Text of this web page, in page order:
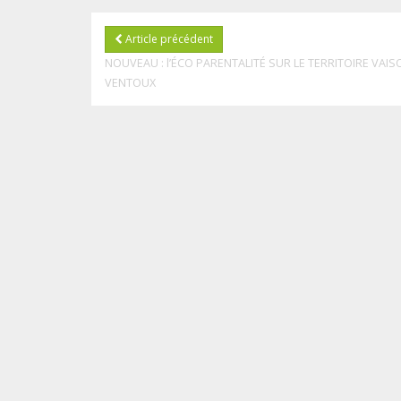
Article précédent
NOUVEAU : l’ÉCO PARENTALITÉ SUR LE TERRITOIRE
VENTOUX